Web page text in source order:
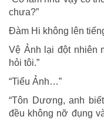
chưa?”
Đàm Hi không lên
Vệ Ảnh lại đột nhiên
hỏi tôi.”
“Tiểu Ảnh…”
“Tôn Dương, anh
đều không nỡ đụng